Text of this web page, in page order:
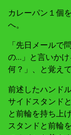
カレーパン１個
へ。
「先日メールで
の…」と言いか
何？」、と覚え
前述したハンド
サイドスタンド
と前輪を持ち上
スタンドと前輪